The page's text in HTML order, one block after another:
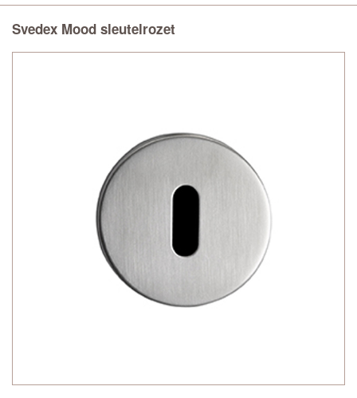
Svedex Mood sleutelrozet